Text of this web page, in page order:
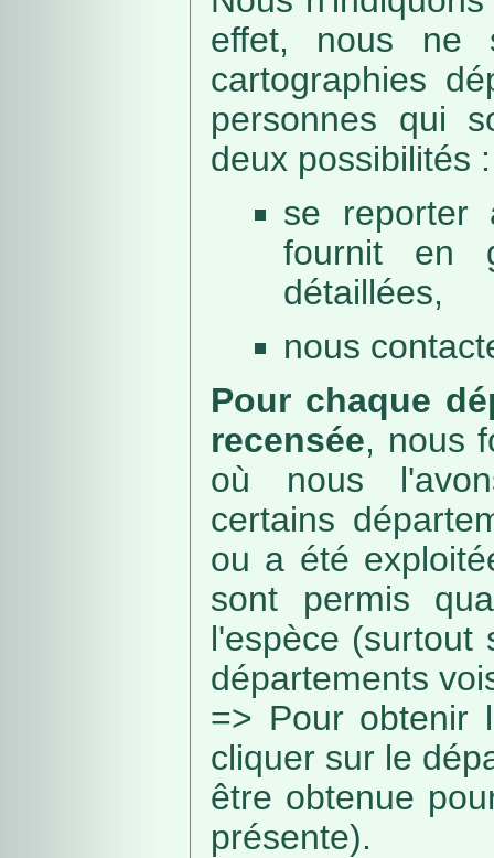
effet, nous ne
cartographies
personnes qui
deux possibilités :
se reporter
fournit en
détaillées,
nous
Pour chaque
recensée, nous
où nous
certains
ou a été
sont permis
l'espèce (surtout
départements
=> Pour obtenir
cliquer sur le
être obtenue
présente).